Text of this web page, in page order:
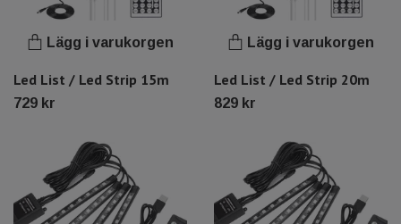
Lägg i varukorgen
Led List / Led Strip 15m
729 kr
Lägg i varukorgen
Led List / Led Strip 20m
829 kr